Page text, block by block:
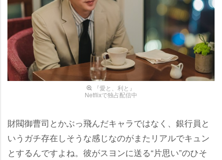
『愛と、利と』
Netflixで独占配信中
財閥御曹司とかぶっ飛んだキャラではなく、銀行員と
いうガチ存在しそうな感じなのがまたリアルでキュン
とするんですよね。彼がスヨンに送る“片思い”のひそ